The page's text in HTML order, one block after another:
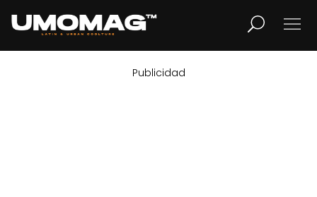
LIFESTYLE
Publicidad